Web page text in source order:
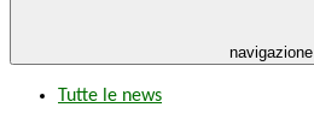
navigazione
Tutte le news